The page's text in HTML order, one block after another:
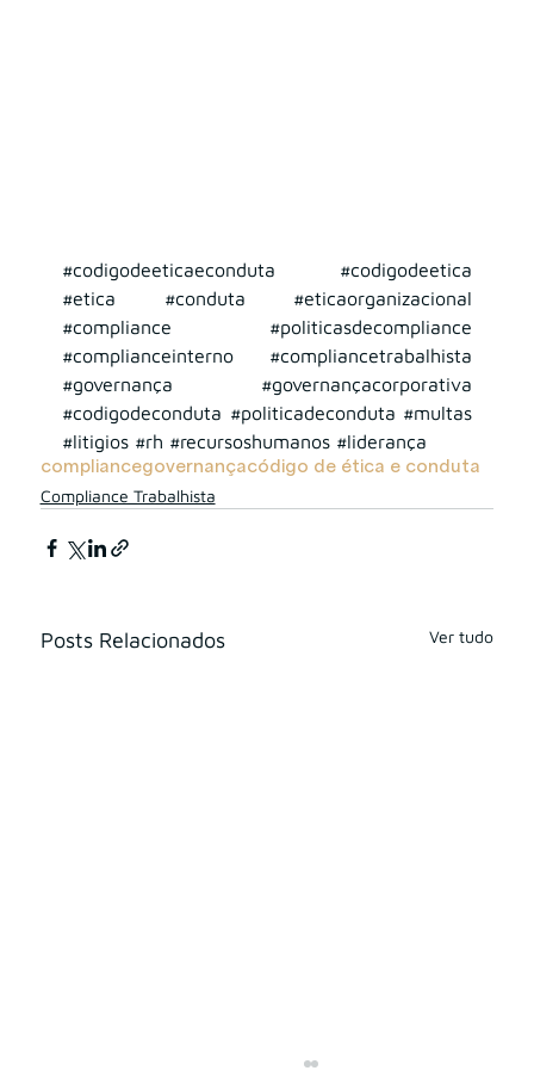
#codigodeeticaeconduta
#codigodeetica
#etica
#conduta
#eticaorganizacional
#compliance
#politicasdecompliance
#complianceinterno
#compliancetrabalhista
#governança
#governançacorporativa
#codigodeconduta #politicadeconduta #multas
#litigios #rh #recursoshumanos #liderança
compliancegovernançacódigo de ética e conduta
Compliance Trabalhista
Posts Relacionados Ver tudo